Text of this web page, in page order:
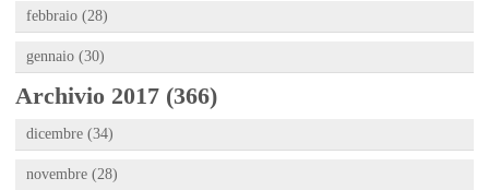
febbraio (28)
gennaio (30)
Archivio 2017 (366)
dicembre (34)
novembre (28)